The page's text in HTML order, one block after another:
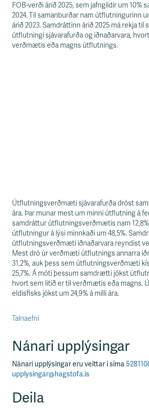
FOB-verði árið 2025, sem jafngildir um 10%
2024. Til samanburðar nam útflutningurinn
árið 2023. Samdráttinn árið 2025 má rekja til
útflutningi sjávarafurða og iðnaðarvara,
verðmætis eða magns útflutnings.
Útflutningsverðmæti sjávarafurða dróst
ára. Þar munar mest um minni útflutning á
samdráttur útflutningsverðmætis nam
útflutningur á lýsi minnkaði um 48,5%.
útflutningsverðmæti iðnaðarvara reyndist
Mest dró úr verðmæti útflutnings annarra
31,2%, auk þess sem útflutningsverðmæti
25,7%. Á móti þessum samdrætti jókst
hvort sem litið er til verðmætis eða magns.
eldisfisks jókst um 24,9% á milli ára.
Talnaefni
Nánari upplýsingar
Nánari upplýsingar eru veittar í síma
upplysingar@hagstofa.is
Deila